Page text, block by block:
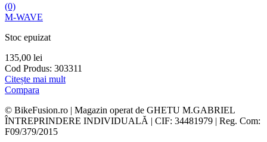
(0)
M-WAVE
Stoc epuizat
135,00 lei
Cod Produs: 303311
Citește mai mult
Compara
© BikeFusion.ro | Magazin operat de GHETU M.GABRIEL
ÎNTREPRINDERE INDIVIDUALĂ | CIF: 34481979 | Reg. Com:
F09/379/2015